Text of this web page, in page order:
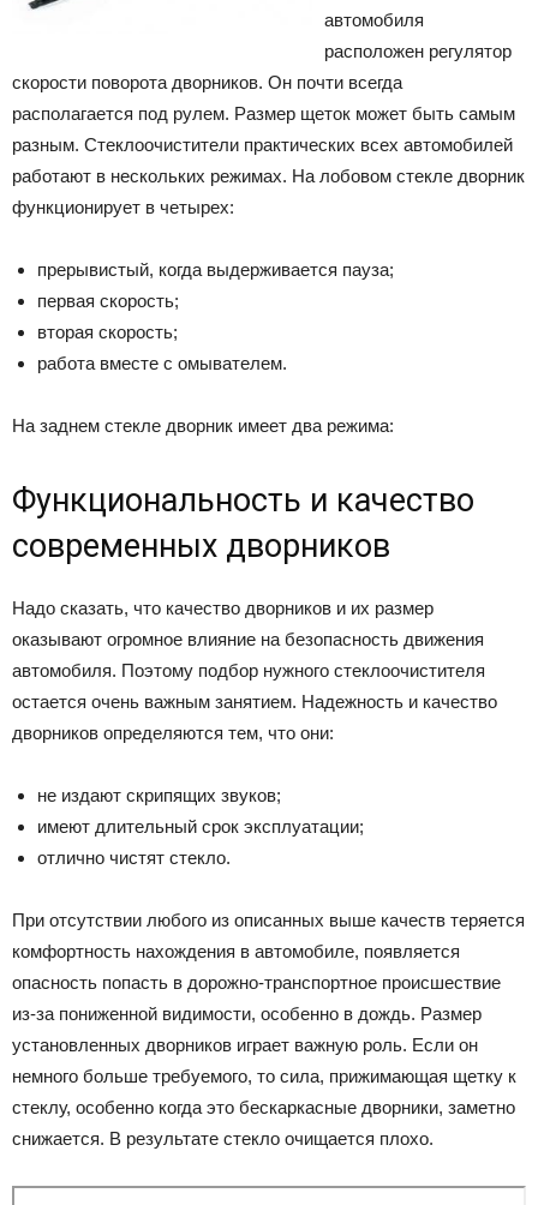
автомобиля
расположен регулятор
скорости поворота дворников. Он почти всегда
располагается под рулем. Размер щеток может быть самым
разным. Стеклоочистители практических всех автомобилей
работают в нескольких режимах. На лобовом стекле дворник
функционирует в четырех:
прерывистый, когда выдерживается пауза;
первая скорость;
вторая скорость;
работа вместе с омывателем.
На заднем стекле дворник имеет два режима:
Функциональность и качество
современных дворников
Надо сказать, что качество дворников и их размер
оказывают огромное влияние на безопасность движения
автомобиля. Поэтому подбор нужного стеклоочистителя
остается очень важным занятием. Надежность и качество
дворников определяются тем, что они:
не издают скрипящих звуков;
имеют длительный срок эксплуатации;
отлично чистят стекло.
При отсутствии любого из описанных выше качеств теряется
комфортность нахождения в автомобиле, появляется
опасность попасть в дорожно-транспортное происшествие
из-за пониженной видимости, особенно в дождь. Размер
установленных дворников играет важную роль. Если он
немного больше требуемого, то сила, прижимающая щетку к
стеклу, особенно когда это бескаркасные дворники, заметно
снижается. В результате стекло очищается плохо.